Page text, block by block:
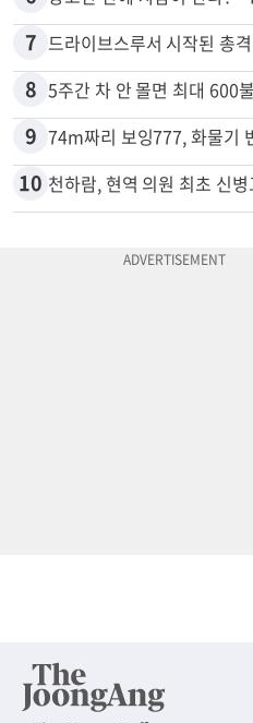
6 광고판 안에 사람이 산다
7 드라이브스루서 시작된 총
8 5주간 차 안 몰면 최대 600
9